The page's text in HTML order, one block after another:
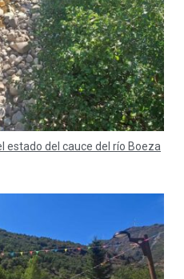
estado del cauce del río Boeza